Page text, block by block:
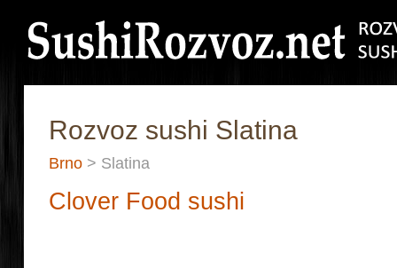
Rozvoz sushi Slatina
Brno > Slatina
Clover Food sushi